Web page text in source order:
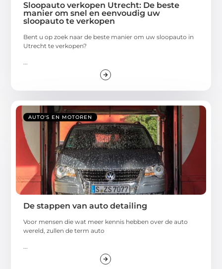
Sloopauto verkopen Utrecht: De beste
manier om snel en eenvoudig uw
sloopauto te verkopen
Bent u op zoek naar de beste manier om uw sloopauto in
Utrecht te verkopen?
AUTO'S EN MOTOREN
De stappen van auto detailing
Voor mensen die wat meer kennis hebben over de auto
wereld, zullen de term auto
...